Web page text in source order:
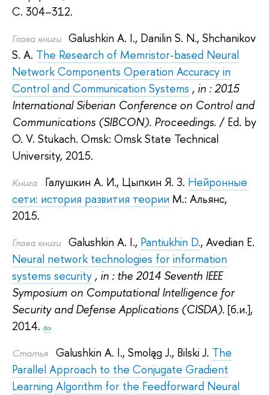
С. 304–312.
Глава книги Galushkin A. I., Danilin S. N., Shchanikov
S. A. The Research of Memristor-based Neural
Network Components Operation Accuracy in
Control and Communication Systems , in : 2015
International Siberian Conference on Control and
Communications (SIBCON). Proceedings. / Ed. by
O. V. Stukach. Omsk: Omsk State Technical
University, 2015.
Книга Галушкин А. И., Цыпкин Я. З. Нейронные
сети: история развития теории М.: Альянс,
2015.
Глава книги Galushkin A. I., Pantiukhin D., Avedian E.
Neural network technologies for information
systems security , in : the 2014 Seventh IEEE
Symposium on Computational Intelligence for
Security and Defense Applications (CISDA). [б.и.],
2014. doi
Статья Galushkin A. I., Smoląg J., Bilski J. The
Parallel Approach to the Conjugate Gradient
Learning Algorithm for the Feedforward Neural